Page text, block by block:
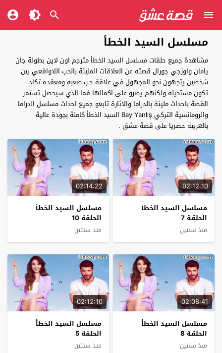
مسلسل السيد الخطأ
مشاهدة جميع حلقات مسلسل السيد الخطأ مترجم اون لاين بطولة جان
يامان واوزجي جورال قصته عن العلاقات المليئة بالحب اللاواقعي بين
شخصين يتجهون نحو المجهول في علاقة حب صعبه ومعقده تكاد
تكون مستحيله ولكنهم يصرو على اكمالها فما الذي سيحصل تستمر
القصة باحداث مليئة بالدراما والاثارة تابعو جميع احداث مسلسل الدراما
والرومانسية التركي Bay Yanlış السيد الخطأ كاملة بجودة عالية
بالعربية حصريا على قصة عشق .
02:12:10
مسلسل السيد الخطأ
الحلقة 7
منذ سنتين
02:14:22
مسلسل السيد الخطأ
الحلقة 10
منذ سنتين
02:08:41
مسلسل السيد الخطأ
الحلقة 8
منذ سنتين
02:12:10
مسلسل السيد الخطأ
الحلقة 5
منذ سنتين